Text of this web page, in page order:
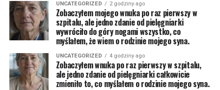
UNCATEGORIZED 2 godziny ago
Zobaczyłem mojego wnuka po raz pierwszy w
szpitalu, ale jedno zdanie od pielęgniarki
wywróciło do góry nogami wszystko, co
myślałem, że wiem o rodzinie mojego syna.
UNCATEGORIZED 4 godziny ago
Zobaczyłem wnuka po raz pierwszy w szpitalu,
ale jedno zdanie od pielęgniarki całkowicie
zmieniło to, co myślałem o rodzinie mojego syna.